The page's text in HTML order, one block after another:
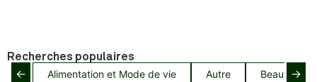
Recherches populaires
← Alimentation et Mode de vie Autre Beauté→